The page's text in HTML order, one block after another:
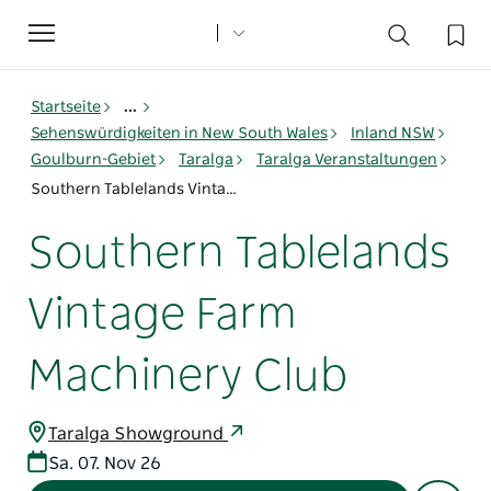
Toggle
navigation
Startseite
...
Sehenswürdigkeiten in New South Wales
Inland NSW
Goulburn-Gebiet
Taralga
Taralga Veranstaltungen
Southern Tablelands Vintage Farm Machinery Club
Southern Tablelands
Vintage Farm
Machinery Club
Taralga Showground
Sa. 07. Nov 26